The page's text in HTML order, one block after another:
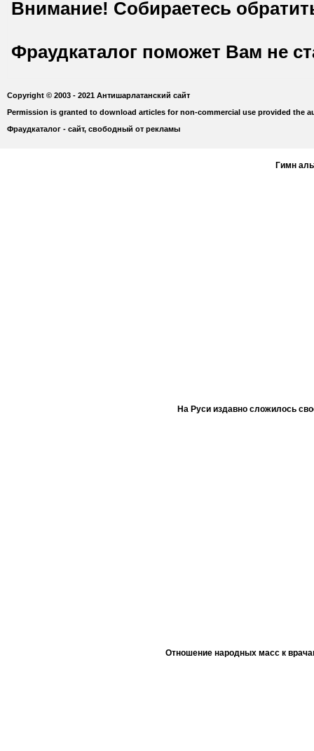
Внимание! Собираетесь
Фраудкаталог поможет Вам не
Copyright © 2003 - 2021 Антишарлатанский сайт
Permission is granted to download articles for non-commercial use provided the
Фраудкаталог - сайт, свободный от рекламы
Гимн
На Руси издавно сложилось
Отношение народных масс к